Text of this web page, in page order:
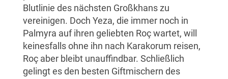
Blutlinie des nächsten Großkhans zu
vereinigen. Doch Yeza, die immer noch in
Palmyra auf ihren geliebten Roç wartet, will
keinesfalls ohne ihn nach Karakorum reisen,
Roç aber bleibt unauffindbar. Schließlich
gelingt es den besten Giftmischern des